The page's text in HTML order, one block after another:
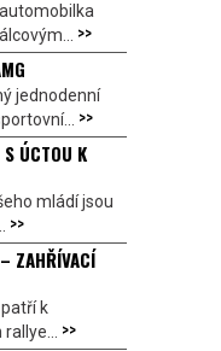
>>
jednodenní
>>
ÚCTOU K
mládí jsou
>>
ZAHŘÍVACÍ
k
>>